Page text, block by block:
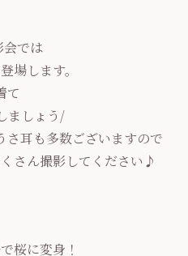
会では
場します。
て
ましょう/
耳も多数ございますので
さん撮影してください♪
桜に変身！